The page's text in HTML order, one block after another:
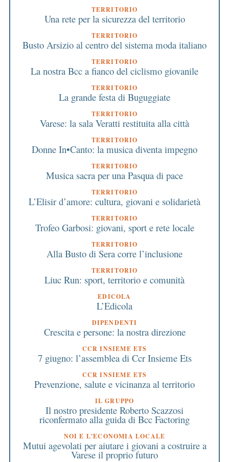
TERRITORIO
Una rete per la sicurezza del territorio
TERRITORIO
Busto Arsizio al centro del sistema moda italiano
TERRITORIO
La nostra Bcc a fianco del ciclismo giovanile
TERRITORIO
La grande festa di Buguggiate
TERRITORIO
Varese: la sala Veratti restituita alla città
TERRITORIO
Donne In•Canto: la musica diventa impegno
TERRITORIO
Musica sacra per una Pasqua di pace
TERRITORIO
L’Elisir d’amore: cultura, giovani e solidarietà
TERRITORIO
Trofeo Garbosi: giovani, sport e rete locale
TERRITORIO
Alla Busto di Sera corre l’inclusione
TERRITORIO
Liuc Run: sport, territorio e comunità
EDICOLA
L’Edicola
DIPENDENTI
Crescita e persone: la nostra direzione
CCR INSIEME ETS
7 giugno: l’assemblea di Ccr Insieme Ets
CCR INSIEME ETS
Prevenzione, salute e vicinanza al territorio
IL GRUPPO
Il nostro presidente Roberto Scazzosi
riconfermato alla guida di Bcc Factoring
NOI E L'ECONOMIA LOCALE
Mutui agevolati per aiutare i giovani a costruire a
Varese il proprio futuro